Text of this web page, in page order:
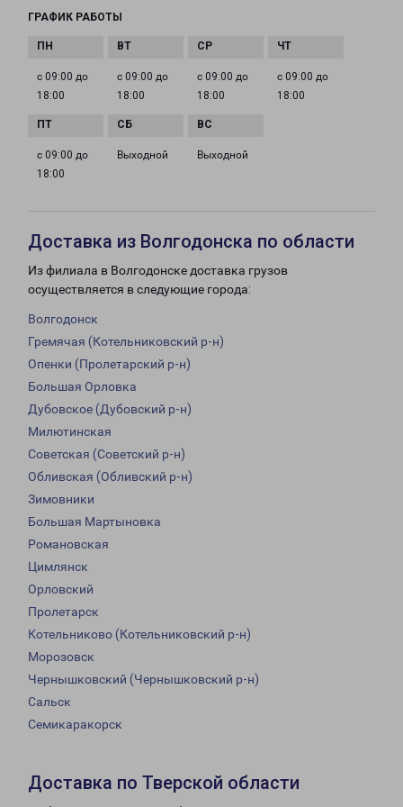
ГРАФИК РАБОТЫ
с 09:00 до
18:00
с 09:00 до
18:00
с 09:00 до
18:00
с 09:00 до
18:00
с 09:00 до
18:00
Выходной Выходной
Доставка из Волгодонска по области
Из филиала в Волгодонске доставка грузов
осуществляется в следующие города:
Волгодонск
Гремячая (Котельниковский р-н)
Опенки (Пролетарский р-н)
Большая Орловка
Дубовское (Дубовский р-н)
Милютинская
Советская (Советский р-н)
Обливская (Обливский р-н)
Зимовники
Большая Мартыновка
Романовская
Цимлянск
Орловский
Пролетарск
Котельниково (Котельниковский р-н)
Морозовск
Чернышковский (Чернышковский р-н)
Сальск
Семикаракорск
Доставка по Тверской области